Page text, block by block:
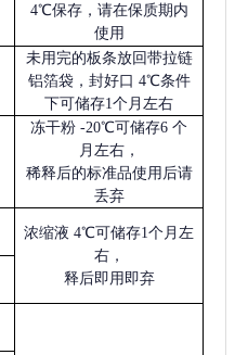
4℃保存，请在保质期内
使用
未用完的板条放回带拉链
铝箔袋，封好口 4℃条件
下可储存1个月左右
冻干粉 -20℃可储存6 个
月左右，
稀释后的标准品使用后请
丢弃
浓缩液 4℃可储存1个月左
右，
释后即用即弃